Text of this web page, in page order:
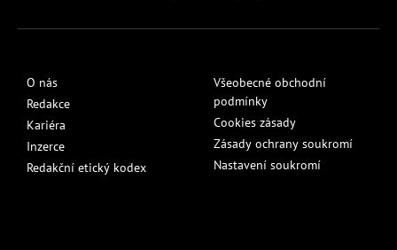
O nás
Redakce
Kariéra
Inzerce
Redakční etický kodex
Všeobecné obchodní
podmínky
Cookies zásady
Zásady ochrany soukromí
Nastavení soukromí